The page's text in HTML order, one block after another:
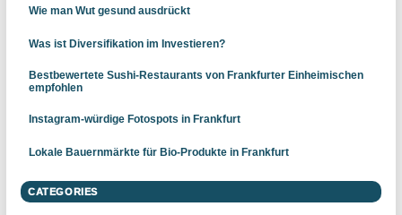
Wie man Wut gesund ausdrückt
Was ist Diversifikation im Investieren?
Bestbewertete Sushi-Restaurants von Frankfurter Einheimischen
empfohlen
Instagram-würdige Fotospots in Frankfurt
Lokale Bauernmärkte für Bio-Produkte in Frankfurt
CATEGORIES